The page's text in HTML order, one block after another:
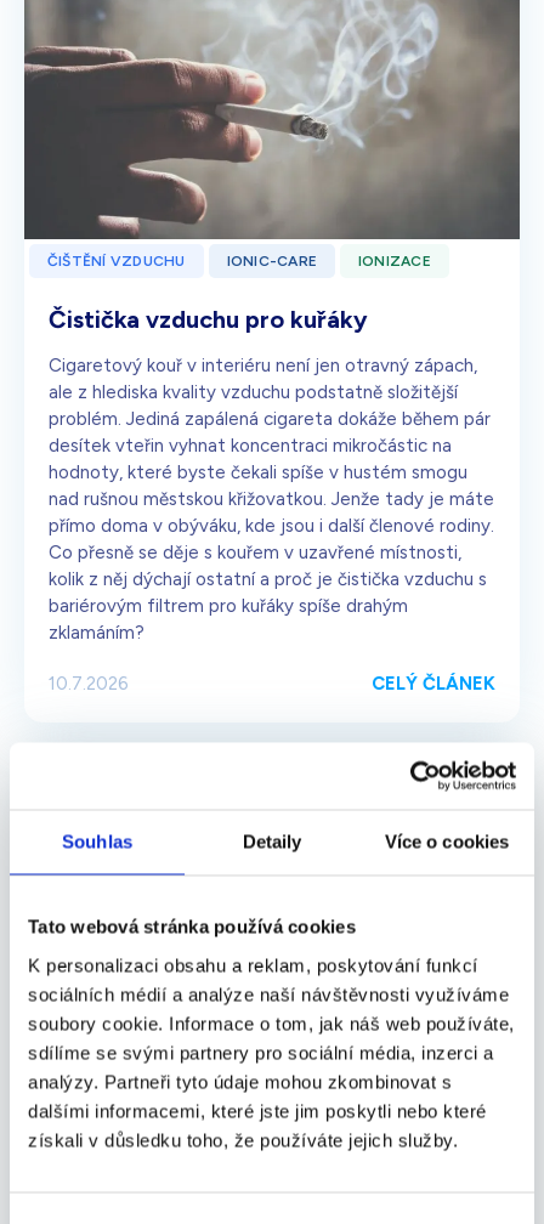
Souhlas Detaily Více o cookies
Tato webová stránka používá cookies
K personalizaci obsahu a reklam, poskytování funkcí
sociálních médií a analýze naší návštěvnosti využíváme
soubory cookie. Informace o tom, jak náš web používáte,
sdílíme se svými partnery pro sociální média, inzerci a
analýzy. Partneři tyto údaje mohou zkombinovat s
dalšími informacemi, které jste jim poskytli nebo které
získali v důsledku toho, že používáte jejich služby.
ČIŠTĚNÍ VZDUCHU IONIC-CARE IONIZACE
Čistička vzduchu pro kuřáky
Cigaretový kouř v interiéru není jen otravný zápach,
ale z hlediska kvality vzduchu podstatně složitější
problém. Jediná zapálená cigareta dokáže během pár
desítek vteřin vyhnat koncentraci mikročástic na
hodnoty, které byste čekali spíše v hustém smogu
nad rušnou městskou křižovatkou. Jenže tady je máte
přímo doma v obýváku, kde jsou i další členové rodiny.
Co přesně se děje s kouřem v uzavřené místnosti,
kolik z něj dýchají ostatní a proč je čistička vzduchu s
bariérovým filtrem pro kuřáky spíše drahým
zklamáním?
10.7.2026 CELÝ ČLÁNEK
ČIŠTĚNÍ VZDUCHU IONIC-CARE IONIZACE
Lovci iontů u Lac de Nino na Korsice